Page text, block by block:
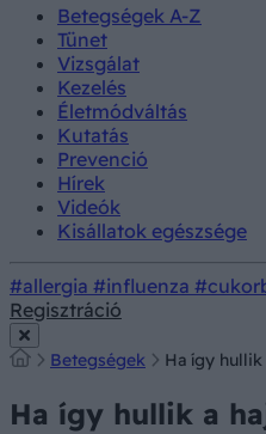
Betegségek A-Z
Tünet
Vizsgálat
Kezelés
Életmódváltás
Kutatás
Prevenció
Hírek
Videók
Kisállatok egészsége
#allergia #influenza
Regisztráció
Betegségek Ha így
Ha így hullik a